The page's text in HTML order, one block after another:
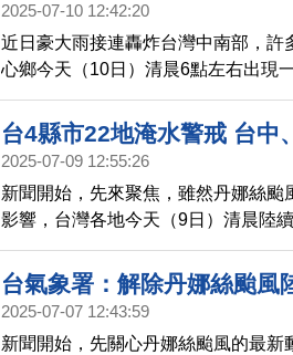
2025-07-10 12:42:20
近日豪大雨接連轟炸台灣中南部，許
心鄉今天（10日）清晨6點左右出現
面，有輛小貨車行經時閃避不及車頭
傷亡。
台4縣市22地淹水警戒 台中
2025-07-09 12:55:26
新聞開始，先來聚焦，雖然丹娜絲
影響，台灣各地今天（9日）清晨陸
區一早就傳出多處淹水災情，街道宛
的情況。
台氣象署：解除丹娜絲颱風
2025-07-07 12:43:59
新聞開始，先關心丹娜絲颱風的最